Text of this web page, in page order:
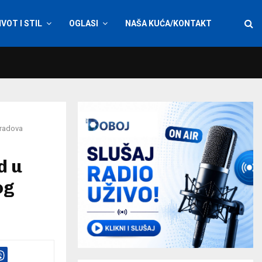
I STIL OGLASI NAŠA KUĆA/KONTAKT
u